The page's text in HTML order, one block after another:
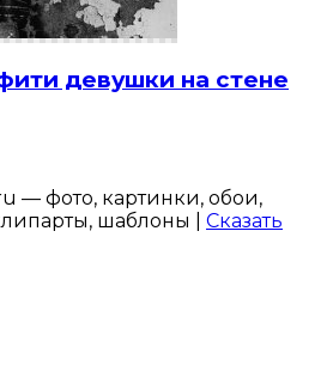
девушки на стене
— фото, картинки, обои,
шаблоны | Сказать